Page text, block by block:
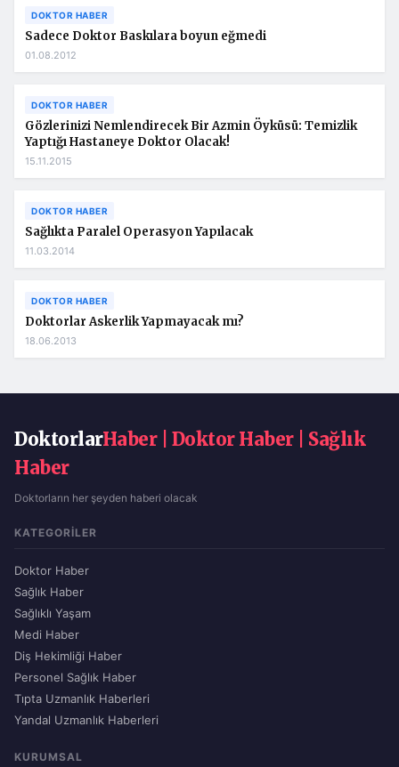
DOKTOR HABER
Sadece Doktor Baskılara boyun eğmedi
01.08.2012
DOKTOR HABER
Gözlerinizi Nemlendirecek Bir Azmin Öyküsü: Temizlik
Yaptığı Hastaneye Doktor Olacak!
15.11.2015
DOKTOR HABER
Sağlıkta Paralel Operasyon Yapılacak
11.03.2014
DOKTOR HABER
Doktorlar Askerlik Yapmayacak mı?
18.06.2013
DoktorlarHaber | Doktor Haber | Sağlık
Haber
Doktorların her şeyden haberi olacak
KATEGORILER
Doktor Haber
Sağlık Haber
Sağlıklı Yaşam
Medi Haber
Diş Hekimliği Haber
Personel Sağlık Haber
Tıpta Uzmanlık Haberleri
Yandal Uzmanlık Haberleri
KURUMSAL